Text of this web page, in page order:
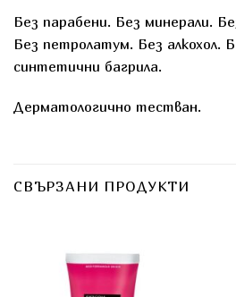
Без парабени. Без минерали.
Без петролатум. Без алкохол.
синтетични багрила.
Дерматологично тестван.
СВЪРЗАНИ ПРОДУКТИ